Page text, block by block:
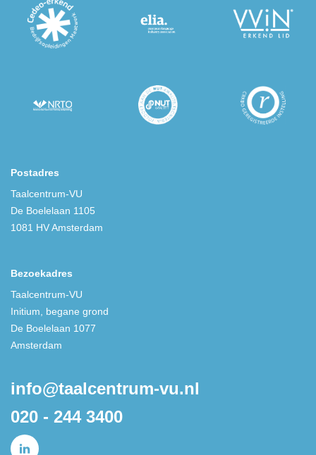
Postadres
Taalcentrum-VU
De Boelelaan 1105
1081 HV Amsterdam
Bezoekadres
Taalcentrum-VU
Initium, begane grond
De Boelelaan 1077
Amsterdam
info@taalcentrum-vu.nl
020 - 244 3400